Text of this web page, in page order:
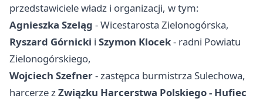
przedstawiciele władz i organizacji, w tym:
Agnieszka Szeląg - Wicestarosta Zielonogórska,
Ryszard Górnicki i Szymon Klocek- radni Powiatu
Zielonogórskiego,
Wojciech Szefner- zastępca burmistrza Sulechowa,
harcerze zZwiązku Harcerstwa Polskiego - Hufiec